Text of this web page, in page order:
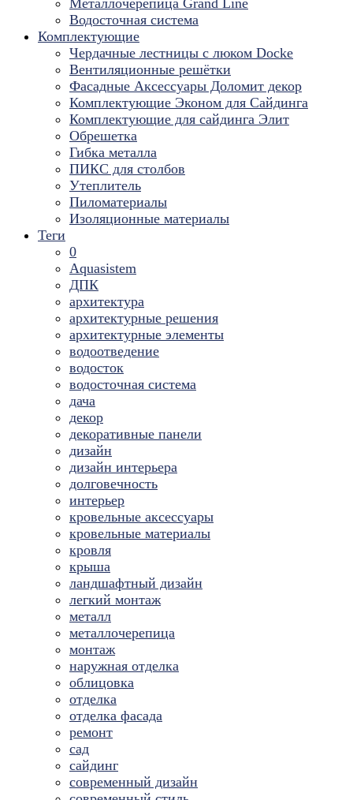
Металлочерепица Grand Line
Водосточная система
Комплектующие
Чердачные лестницы с люком Docke
Вентиляционные решётки
Фасадные Аксессуары Доломит декор
Комплектующие Эконом для Сайдинга
Комплектующие для cайдинга Элит
Обрешетка
Гибка металла
ПИКС для столбов
Утеплитель
Пиломатериалы
Изоляционные материалы
Теги
0
Aquasistem
ДПК
архитектура
архитектурные решения
архитектурные элементы
водоотведение
водосток
водосточная система
дача
декор
декоративные панели
дизайн
дизайн интерьера
долговечность
интерьер
кровельные аксессуары
кровельные материалы
кровля
крыша
ландшафтный дизайн
легкий монтаж
металл
металлочерепица
монтаж
наружная отделка
облицовка
отделка
отделка фасада
ремонт
сад
сайдинг
современный дизайн